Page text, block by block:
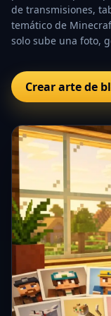
de transmisiones,
temático de
solo sube una foto,
Crear arte de